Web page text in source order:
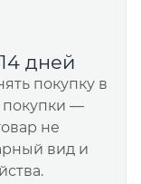
дней
покупку в
покупки —
не
вид и